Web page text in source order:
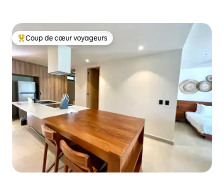
Coups de cœur voyageurs les plus appréciés
Coup de cœur voyageurs